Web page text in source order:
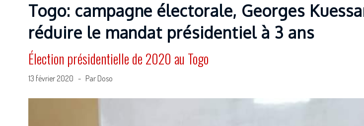
Togo: campagne électorale, Georges
réduire le mandat présidentiel à 3 ans
Élection présidentielle de 2020 au Togo
13 février 2020 - Par Doso